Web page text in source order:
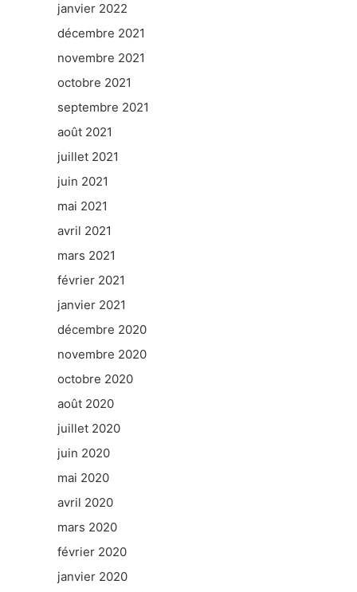
janvier 2022
décembre 2021
novembre 2021
octobre 2021
septembre 2021
août 2021
juillet 2021
juin 2021
mai 2021
avril 2021
mars 2021
février 2021
janvier 2021
décembre 2020
novembre 2020
octobre 2020
août 2020
juillet 2020
juin 2020
mai 2020
avril 2020
mars 2020
février 2020
janvier 2020